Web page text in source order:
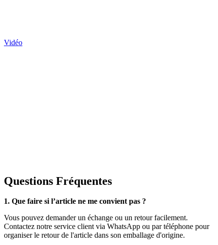
Vidéo
Questions Fréquentes
1. Que faire si l’article ne me convient pas ?
Vous pouvez demander un échange ou un retour facilement.
Contactez notre service client via WhatsApp ou par téléphone pour
organiser le retour de l'article dans son emballage d'origine.